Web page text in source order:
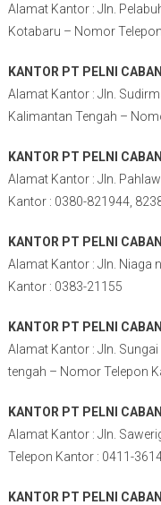
Alamat Kantor : Jln.
Kotabaru – Nomor
KANTOR PT PELNI
Alamat Kantor : Jln.
Kalimantan Tengah –
KANTOR PT PELNI
Alamat Kantor : Jln.
Kantor : 0380-821944,
KANTOR PT PELNI
Alamat Kantor : Jln. Niaga
Kantor : 0383-21155
KANTOR PT PELNI
Alamat Kantor : Jln.
tengah – Nomor Telepon
KANTOR PT PELNI
Alamat Kantor : Jln.
Telepon Kantor : 0411-
KANTOR PT PELNI